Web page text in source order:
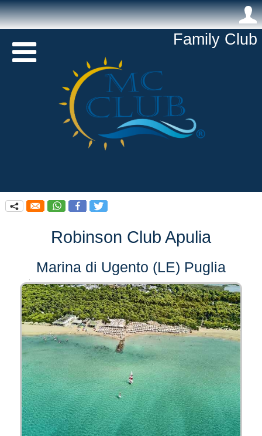
.
 Family Club
q
Robinson Club Apulia
Marina di Ugento (LE) Puglia